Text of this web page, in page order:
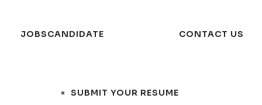
JOBSCANDIDATE
SUBMIT YOUR RESUME
CONTACT US